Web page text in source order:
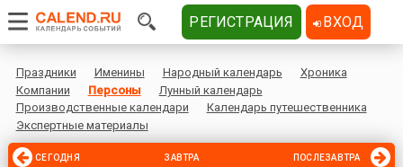
Праздники Именины Народный календарь
Хроника
Компании
Персоны
Лунный календарь
Производственные календари
Календарь путешественника
Экспертные материалы
СЕГОДНЯ ЗАВТРА ПОСЛЕЗАВТРА
РЕГИСТРАЦИЯ ВХОД